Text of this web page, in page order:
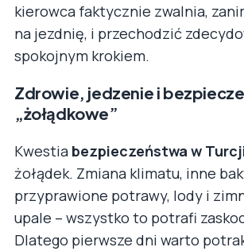
kierowca faktycznie zwalnia,
na jezdnię, i przechodzić
spokojnym krokiem.
Zdrowie, jedzenie i
„żołądkowe”
Kwestia bezpieczeństwa w
żołądek. Zmiana klimatu, inne
przyprawione potrawy, lody i
upale – wszystko to potrafi
Dlatego pierwsze dni warto